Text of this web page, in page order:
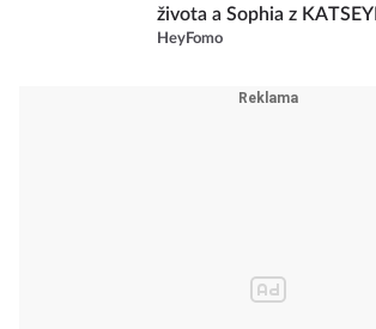
života a Sophia z
od skupiny
HeyFomo